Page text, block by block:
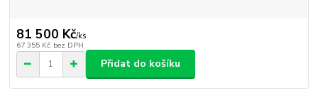
81 500 Kč/ks
67 355 Kč bez DPH
Přidat do košíku